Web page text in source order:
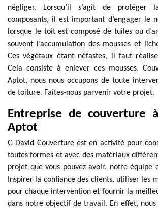
négliger. Lorsqu’il s’agit de
composants, il est important d’engager le
lorsque le toit est composé de tuiles ou
souvent l’accumulation des mousses et
Ces végétaux étant néfastes, il faut
Cela consiste à enlever ces mousses.
Aptot, nous nous occupons de toute
de toiture. Faites-nous parvenir votre projet.
Entreprise de couverture
Aptot
G David Couverture est en activité pour
toutes formes et avec des matériaux
projet que vous pouvez avoir, notre équipe
Inspirer la confiance des clients, utiliser les
pour chaque intervention et fournir la
dans notre objectif de travail. En effet,